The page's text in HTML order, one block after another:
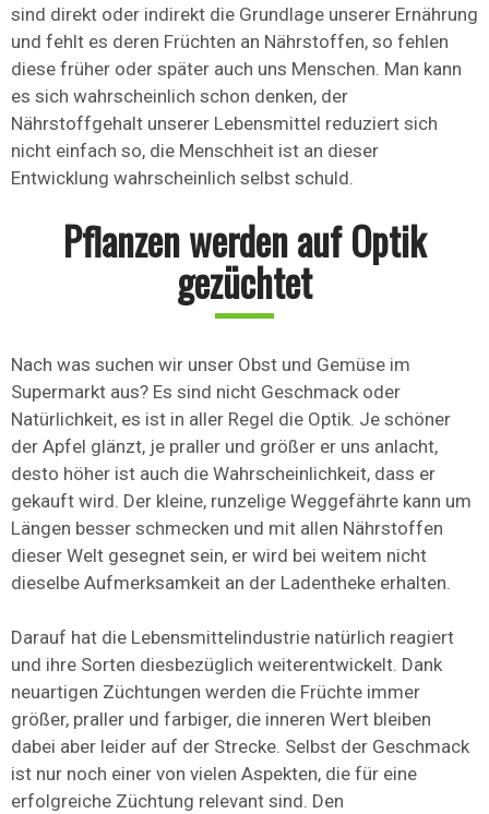
sind direkt oder indirekt die Grundlage unserer Ernährung
und fehlt es deren Früchten an Nährstoffen, so fehlen
diese früher oder später auch uns Menschen. Man kann
es sich wahrscheinlich schon denken, der
Nährstoffgehalt unserer Lebensmittel reduziert sich
nicht einfach so, die Menschheit ist an dieser
Entwicklung wahrscheinlich selbst schuld.
Pflanzen werden auf Optik
gezüchtet
Nach was suchen wir unser Obst und Gemüse im
Supermarkt aus? Es sind nicht Geschmack oder
Natürlichkeit, es ist in aller Regel die Optik. Je schöner
der Apfel glänzt, je praller und größer er uns anlacht,
desto höher ist auch die Wahrscheinlichkeit, dass er
gekauft wird. Der kleine, runzelige Weggefährte kann um
Längen besser schmecken und mit allen Nährstoffen
dieser Welt gesegnet sein, er wird bei weitem nicht
dieselbe Aufmerksamkeit an der Ladentheke erhalten.
Darauf hat die Lebensmittelindustrie natürlich reagiert
und ihre Sorten diesbezüglich weiterentwickelt. Dank
neuartigen Züchtungen werden die Früchte immer
größer, praller und farbiger, die inneren Wert bleiben
dabei aber leider auf der Strecke. Selbst der Geschmack
ist nur noch einer von vielen Aspekten, die für eine
erfolgreiche Züchtung relevant sind. Den